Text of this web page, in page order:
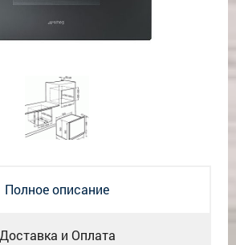
Полное описание
Доставка и Оплата